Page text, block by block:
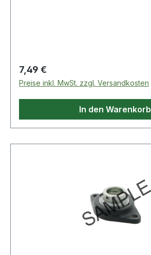
Regulärer Preis:
7,49 €
Preise inkl. MwSt. zzgl. Versandkosten
In den Warenkorb